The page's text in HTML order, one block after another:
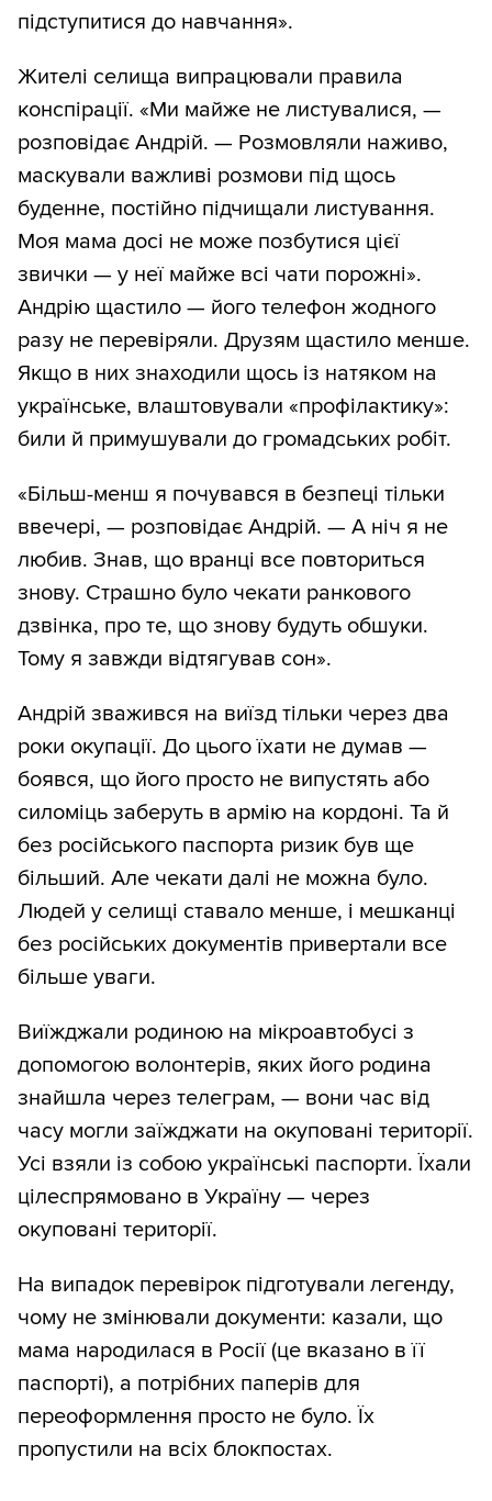
підступитися до навчання».
Жителі селища випрацювали правила
конспірації. «Ми майже не листувалися, —
розповідає Андрій. — Розмовляли наживо,
маскували важливі розмови під щось
буденне, постійно підчищали листування.
Моя мама досі не може позбутися цієї
звички — у неї майже всі чати порожні».
Андрію щастило — його телефон жодного
разу не перевіряли. Друзям щастило менше.
Якщо в них знаходили щось із натяком на
українське, влаштовували «профілактику»:
били й примушували до громадських робіт.
«Більш-менш я почувався в безпеці тільки
ввечері, — розповідає Андрій. — А ніч я не
любив. Знав, що вранці все повториться
знову. Страшно було чекати ранкового
дзвінка, про те, що знову будуть обшуки.
Тому я завжди відтягував сон».
Андрій зважився на виїзд тільки через два
роки окупації. До цього їхати не думав —
боявся, що його просто не випустять або
силоміць заберуть в армію на кордоні. Та й
без російського паспорта ризик був ще
більший. Але чекати далі не можна було.
Людей у селищі ставало менше, і мешканці
без російських документів привертали все
більше уваги.
Виїжджали родиною на мікроавтобусі з
допомогою волонтерів, яких його родина
знайшла через телеграм, — вони час від
часу могли заїжджати на окуповані території.
Усі взяли із собою українські паспорти. Їхали
цілеспрямовано в Україну — через
окуповані території.
На випадок перевірок підготували легенду,
чому не змінювали документи: казали, що
мама народилася в Росії (це вказано в її
паспорті), а потрібних паперів для
переоформлення просто не було. Їх
пропустили на всіх блокпостах.